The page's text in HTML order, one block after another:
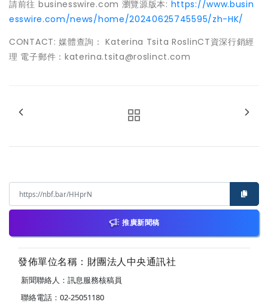
請前往 businesswire.com 瀏覽源版本: https://www.busin
esswire.com/news/home/20240625745595/zh-HK/
CONTACT: 媒體查詢： Katerina Tsita RoslinCT資深行銷經
理 電子郵件：katerina.tsita@roslinct.com
推廣新聞稿
發佈單位名稱：財團法人中央通訊社
新聞聯絡人：訊息服務核稿員
聯絡電話：02-25051180